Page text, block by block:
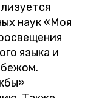
наук «Моя
языка и